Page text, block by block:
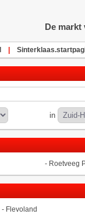
De markt
in
- Roetveeg
- Flevoland